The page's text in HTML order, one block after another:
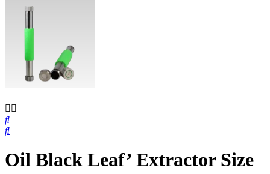
Oil Black Leaf’ Extractor Size